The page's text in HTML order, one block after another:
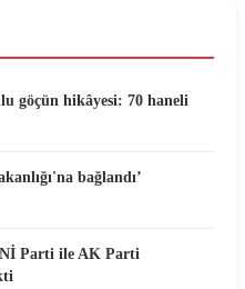
göçün hikâyesi: 70 haneli
bağlandı’
Parti ile AK Parti